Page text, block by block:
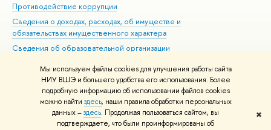
Мы используем файлы cookies для улучшения работы сайта
НИУ ВШЭ и большего удобства его использования. Более
подробную информацию об использовании файлов cookies
можно найти здесь, наши правила обработки персональных
данных –здесь. Продолжая пользоваться сайтом, вы
подтверждаете, что были проинформированы об
✖
Противодействие коррупции
Сведения о доходах, расходах, об имуществе и
обязательствах имущественного характера
Сведения об образовательной организации
Людям с ограниченными возможностями здоровья
Единая платежная страница
Работа в Вышке